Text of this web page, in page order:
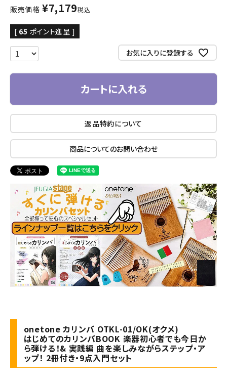
販売価格 ¥7,179税込
[ 65 ポイント進呈 ]
お気に入りに登録する
カートに入れる
返品特約について
商品についてのお問い合わせ
onetone カリンバ OTKL-01/OK(オクメ)
はじめてのカリンバBOOK 楽器初心者でも今日か
ら弾ける！& 実践編 曲を楽しみながらステップ・ア
ップ！ 2冊付き・9点入門セット